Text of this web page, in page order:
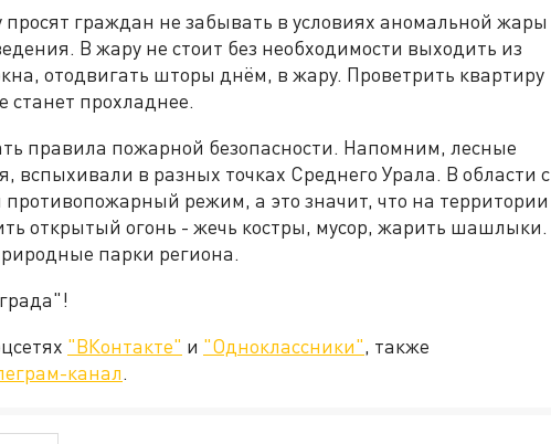
граждан не забывать в условиях аномальной жары
В жару не стоит без необходимости выходить из
отодвигать шторы днём, в жару. Проветрить квартиру
станет прохладнее.
правила пожарной безопасности. Напомним, лесные
вспыхивали в разных точках Среднего Урала. В области с
противопожарный режим, а это значит, что на территории
открытый огонь - жечь костры, мусор, жарить шашлыки.
парки региона.
"ВКонтакте" и "Одноклассники", также
канал.